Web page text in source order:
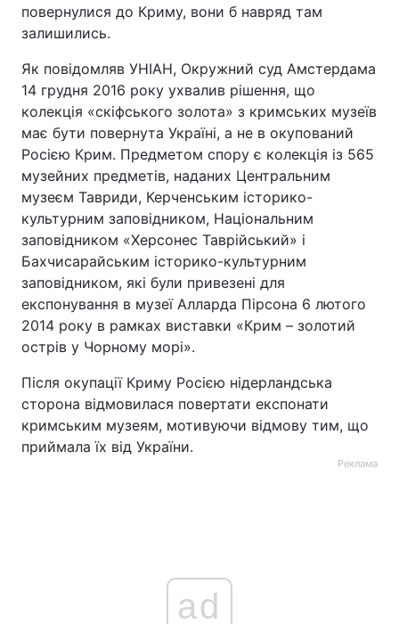
повернулися до Криму, вони б навряд там
залишились.
Як повідомляв УНІАН, Окружний суд Амстердама
14 грудня 2016 року ухвалив рішення, що
колекція «скіфського золота» з кримських музеїв
має бути повернута Україні, а не в окупований
Росією Крим. Предметом спору є колекція із 565
музейних предметів, наданих Центральним
музеєм Тавриди, Керченським історико-
культурним заповідником, Національним
заповідником «Херсонес Таврійський» і
Бахчисарайським історико-культурним
заповідником, які були привезені для
експонування в музеї Алларда Пірсона 6 лютого
2014 року в рамках виставки «Крим – золотий
острів у Чорному морі».
Після окупації Криму Росією нідерландська
сторона відмовилася повертати експонати
кримським музеям, мотивуючи відмову тим, що
приймала їх від України.
Реклама
ad